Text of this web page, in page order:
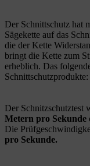
Der Schnittschutz hat
Sägekette auf das
die der Kette
bringt die Kette zum
erheblich. Das
Schnittschutzprodukte:
Der Schnitzschutztest
Metern pro Sekunde
Die
pro Sekunde.